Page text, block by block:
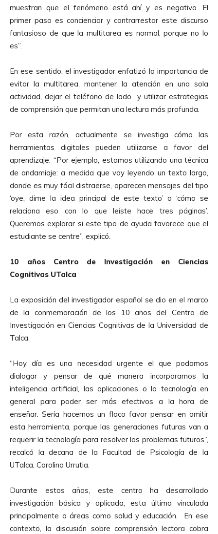
muestran que el fenómeno está ahí y es negativo. El
primer paso es concienciar y contrarrestar este discurso
fantasioso de que la multitarea es normal, porque no lo
es”.
En ese sentido, el investigador enfatizó la importancia de
evitar la multitarea, mantener la atención en una sola
actividad, dejar el teléfono de lado y utilizar estrategias
de comprensión que permitan una lectura más profunda.
Por esta razón, actualmente se investiga cómo las
herramientas digitales pueden utilizarse a favor del
aprendizaje. “Por ejemplo, estamos utilizando una técnica
de andamiaje: a medida que voy leyendo un texto largo,
donde es muy fácil distraerse, aparecen mensajes del tipo
‘oye, dime la idea principal de este texto’ o ‘cómo se
relaciona eso con lo que leíste hace tres páginas’.
Queremos explorar si este tipo de ayuda favorece que el
estudiante se centre”, explicó.
10 años Centro de Investigación en Ciencias
Cognitivas UTalca
La exposición del investigador español se dio en el marco
de la conmemoración de los 10 años del Centro de
Investigación en Ciencias Cognitivas de la Universidad de
Talca.
“Hoy día es una necesidad urgente el que podamos
dialogar y pensar de qué manera incorporamos la
inteligencia artificial, las aplicaciones o la tecnología en
general para poder ser más efectivos a la hora de
enseñar. Sería hacernos un flaco favor pensar en omitir
esta herramienta, porque las generaciones futuras van a
requerir la tecnología para resolver los problemas futuros”,
recalcó la decana de la Facultad de Psicología de la
UTalca, Carolina Urrutia.
Durante estos años, este centro ha desarrollado
investigación básica y aplicada, esta última vinculada
principalmente a áreas como salud y educación. En ese
contexto, la discusión sobre comprensión lectora cobra